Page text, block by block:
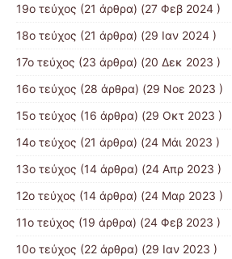
19ο τεύχος (21 άρθρα) (27 Φεβ 2024 )
18ο τεύχος (21 άρθρα) (29 Ιαν 2024 )
17o τεύχος (23 άρθρα) (20 Δεκ 2023 )
16ο τεύχος (28 άρθρα) (29 Νοε 2023 )
15ο τεύχος (16 άρθρα) (29 Οκτ 2023 )
14ο τεύχος (21 άρθρα) (24 Μάι 2023 )
13ο τεύχος (14 άρθρα) (24 Απρ 2023 )
12ο τεύχος (14 άρθρα) (24 Μαρ 2023 )
11ο τεύχος (19 άρθρα) (24 Φεβ 2023 )
10o τεύχος (22 άρθρα) (29 Ιαν 2023 )